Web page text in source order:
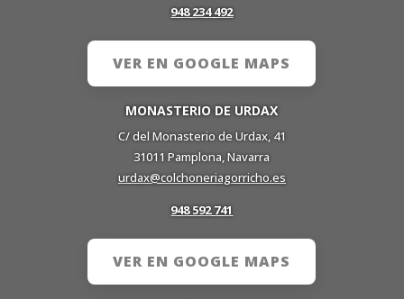
948 234 492
VER EN GOOGLE MAPS
MONASTERIO DE URDAX
C/ del Monasterio de Urdax, 41
31011 Pamplona, Navarra
urdax@colchoneriagorricho.es
948 592 741
VER EN GOOGLE MAPS